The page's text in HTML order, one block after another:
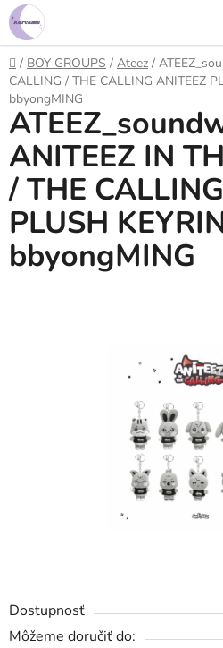
Prejsť
na
obsah
Domov
/ BOY GROUPS / Ateez /
CALLING / THE CALLING ANITEEZ
bbyongMING
Dostupnosť
Môžeme doručiť do:
ANITEEZ IN
/ THE
PLUSH
bbyongMING